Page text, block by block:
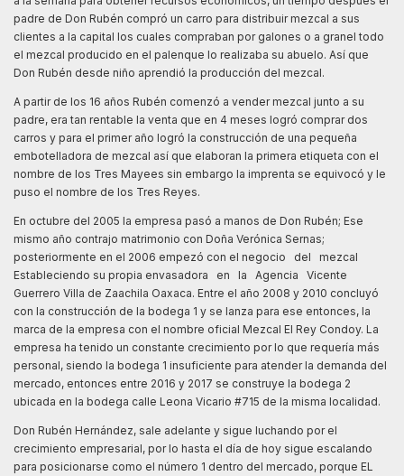
padre de Don Rubén compró un carro para distribuir mezcal a sus
clientes a la capital los cuales compraban por galones o a granel todo
el mezcal producido en el palenque lo realizaba su abuelo. Así que
Don Rubén desde niño aprendió la producción del mezcal.
A partir de los 16 años Rubén comenzó a vender mezcal junto a su
padre, era tan rentable la venta que en 4 meses logró comprar dos
carros y para el primer año logró la construcción de una pequeña
embotelladora de mezcal así que elaboran la primera etiqueta con el
nombre de los Tres Mayees sin embargo la imprenta se equivocó y le
puso el nombre de los Tres Reyes.
En octubre del 2005 la empresa pasó a manos de Don Rubén; Ese
mismo año contrajo matrimonio con Doña Verónica Sernas;
posteriormente en el 2006 empezó con el negocio del mezcal
Estableciendo su propia envasadora en la Agencia Vicente
Guerrero Villa de Zaachila Oaxaca. Entre el año 2008 y 2010 concluyó
con la construcción de la bodega 1 y se lanza para ese entonces, la
marca de la empresa con el nombre oficial Mezcal El Rey Condoy. La
empresa ha tenido un constante crecimiento por lo que requería más
personal, siendo la bodega 1 insuficiente para atender la demanda del
mercado, entonces entre 2016 y 2017 se construye la bodega 2
ubicada en la bodega calle Leona Vicario #715 de la misma localidad.
Don Rubén Hernández, sale adelante y sigue luchando por el
crecimiento empresarial, por lo hasta el día de hoy sigue escalando
para posicionarse como el número 1 dentro del mercado, porque EL